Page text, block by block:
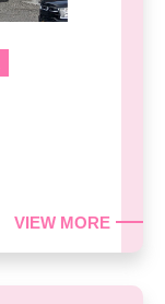
VIEW MORE